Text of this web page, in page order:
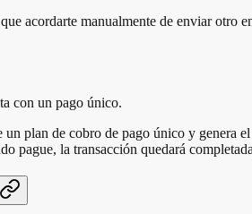
acordarte manualmente de enviar otro
con un pago único.
un plan de cobro de pago único y genera
pague, la transacción quedará